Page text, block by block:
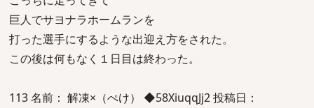
巨人でサヨナラホームランを
打った選手にするような出迎え方をされた。
この後は何もなく１日目は終わった。
113 名前： 解凍×（ぺけ） ◆58XiuqqJj2 投稿日：